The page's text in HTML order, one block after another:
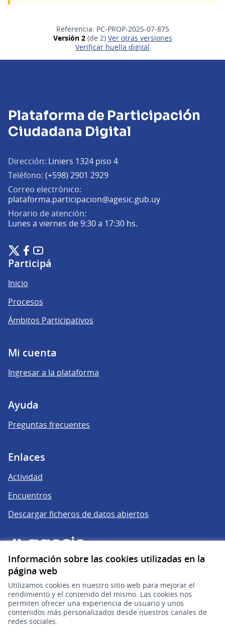
Información sobre las cookies utilizadas en la
página web
Utilizamos cookies en nuestro sitio web para mejorar el
rendimiento y el contenido del mismo. Las cookies nos
permiten ofrecer una experiencia de usuario y unos
contenidos más personalizados desde nuestros canales de
redes sociales.
Referencia: PC-PROP-2025-07-875
Versión 2(de 2)
ver otras versiones
Verificar huella digital
Plataforma de Participación
Ciudadana Digital
Dirección: Liniers 1324 piso 4
Teléfono: (+598) 2901 2929
Correo electrónico:
plataforma.participacion@agesic.gub.uy(Abrir en una
Horario de atención:
Lunes a viernes de 9:30 a 17:30 hs.
Plataforma de Participación Ciudadana Digital en X
(Enlace externo)
Plataforma de Participación Ciudadana Digital en Facebook
(Enlace externo)
Plataforma de Participación Ciudadana Digital en
(Enlace externo)
Participá
Inicio
Procesos
Ámbitos Participativos
Mi cuenta
Ingresar a la plataforma
Ayuda
Preguntas frecuentes
Enlaces
Actividad
Encuentros
Descargar ficheros de datos abiertos
gub.uy
(Enlace externo)